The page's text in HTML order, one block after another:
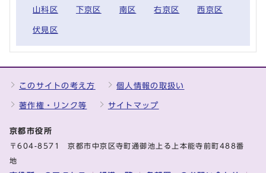
山科区 下京区 南区 右京区 西京区
伏見区
このサイトの考え方 個人情報の取扱い
著作権・リンク等 サイトマップ
京都市役所
〒604-8571 京都市中京区寺町通御池上る上本能寺前町488番
地